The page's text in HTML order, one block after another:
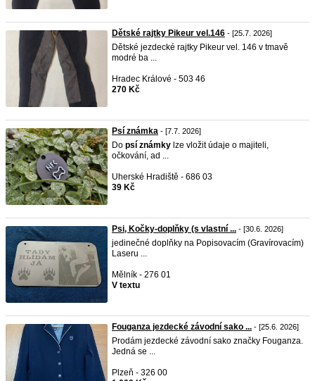
Dětské rajtky Pikeur vel.146 - [25.7. 2026]
Dětské jezdecké rajtky Pikeur vel. 146 v tmavě
modré ba ...
Hradec Králové - 503 46
270 Kč
Psí známka - [7.7. 2026]
Do psí známky lze vložit údaje o majiteli,
očkování, ad ...
Uherské Hradiště - 686 03
39 Kč
Psi, Kočky-doplňky (s vlastní ... - [30.6. 2026]
jedinečné doplňky na Popisovacím (Gravírovacím)
Laseru ...
Mělník - 276 01
V textu
Fouganza jezdecké závodní sako ... - [25.6. 2026]
Prodám jezdecké závodní sako značky Fouganza.
Jedná se ...
Plzeň - 326 00